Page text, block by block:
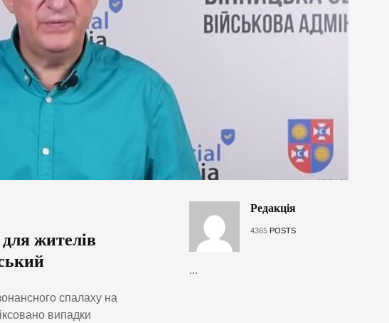
жителів
спалаху на
випадки
Редакція
4365 POSTS
...